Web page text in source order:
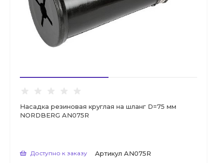
Насадка резиновая круглая на шланг D=75 мм
NORDBERG AN075R
Доступно к заказу Артикул AN075R